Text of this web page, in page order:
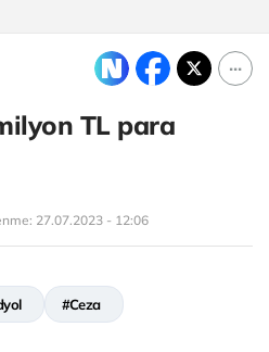
TL para
27.07.2023 - 12:06
#Ceza